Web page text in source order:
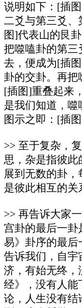
说明如下：[插
二爻与第三爻、
图]代表山的艮
把噬嗑卦的第三
去，便成为[插
卦的交卦。再
[插图]重叠起来
是我们知道，噬
图示之即：[插
>> 至于复杂，
思，杂是指彼此
展到无数的卦
是彼此相互的关
>> 再告诉大家
宫卦的最后一卦
易》卦序的最
告诉我们，自宇
济，有始无终，
经》，没有人能
论，人生没有结